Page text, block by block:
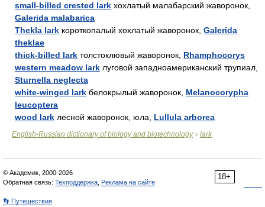
small-billed crested lark хохлатый малабарский жаворонок,
Galerida malabarica
Thekla lark короткопалый хохлатый жаворонок, Galerida
theklae
thick-billed lark толстоклювый жаворонок, Rhamphocorys
western meadow lark луговой западноамериканский трупиал,
Sturnella neglecta
white-winged lark белокрылый жаворонок, Melanocorypha
leucoptera
wood lark лесной жаворонок, юла, Lullula arborea
English-Russian dictionary of biology and biotechnology> lark
18+
© Академик, 2000-2026
Обратная связь: Техподдержка Реклама на сайте
👣 Путешествия